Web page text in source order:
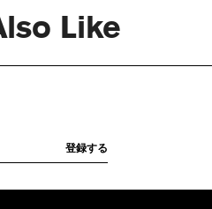
Like